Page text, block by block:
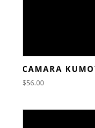
CAMARA
$56.00